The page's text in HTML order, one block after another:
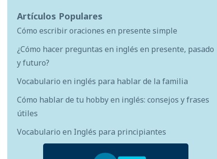
Artículos Populares
Cómo escribir oraciones en presente simple
¿Cómo hacer preguntas en inglés en presente, pasado
y futuro?
Vocabulario en inglés para hablar de la familia
Cómo hablar de tu hobby en inglés: consejos y frases
útiles
Vocabulario en Inglés para principiantes